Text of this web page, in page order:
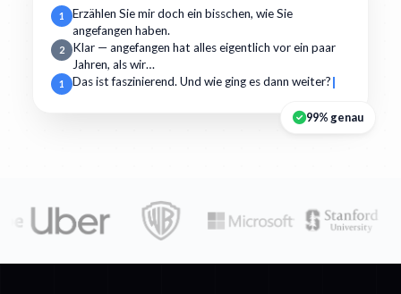
1
Erzählen Sie mir doch ein bisschen, wie Sie
angefangen haben.
2
Klar — angefangen hat alles eigentlich vor ein paar
Jahren, als wir…
1 Das ist faszinierend. Und wie ging es dann weiter?
99% genau